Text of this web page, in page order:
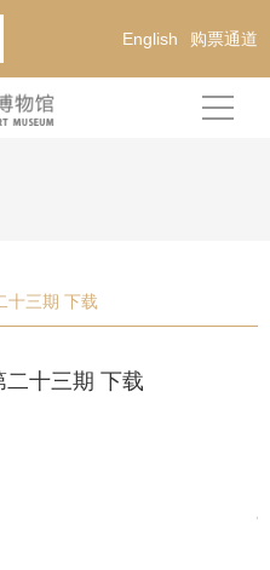
English 购票通道
十三期 下载
十三期 下载